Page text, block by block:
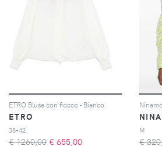
ETRO Blusa con fiocco - Bianco
ETRO
38-42
€ 1260,00 € 655,00
M
€